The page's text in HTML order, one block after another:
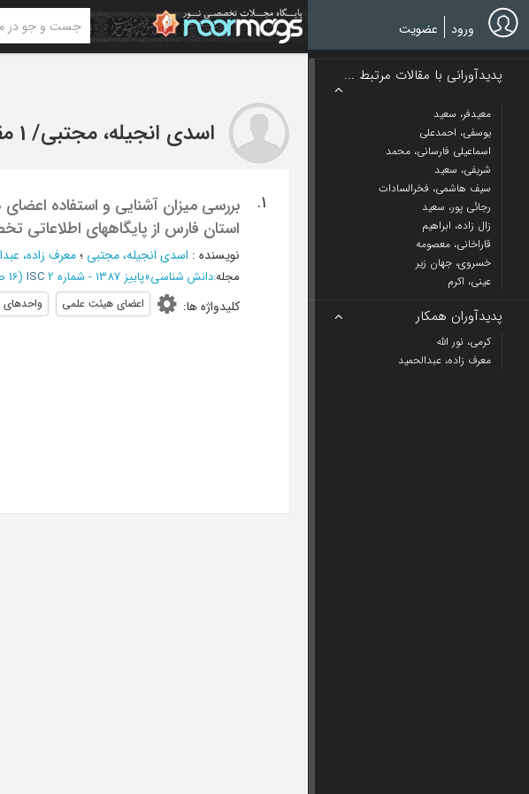
Skip
to
main
ورود عضویت
پدیدآورانی با مقالات مرتبط ...
معیدفر، سعید
یوسفی، احمدعلی
اسماعیلی فارسانی، محمد
شریفی، سعید
سیف هاشمی، فخرالسادات
رجائی پور، سعید
زال زاده، ابراهیم
قاراخانی، معصومه
خسروی، جهان زیر
عینی، اکرم
پدیدآوران همکار
کرمی، نور الله
معرف زاده، عبدالحمید
اسدی انجیله، مجتبی/ 1 مقاله
1.
بررسی میزان آشنایی و استفاده
استان فارس از پایگاههای اطلاعاتی
نویسنده : اسدی انجیله، مجتبی ؛معرف زاده،
مجله:دانش شناسی»پاییز 1387 - شماره 2 ISC (‎16 صفحه -
کلیدواژه ها: اعضای هیئت علمی واحدهای